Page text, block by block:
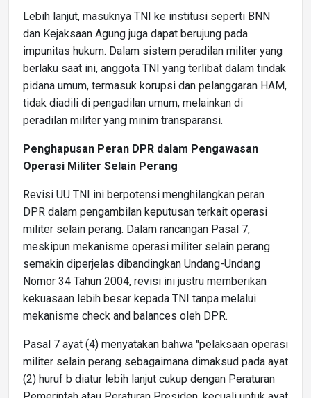
Lebih lanjut, masuknya TNI ke institusi seperti BNN
dan Kejaksaan Agung juga dapat berujung pada
impunitas hukum. Dalam sistem peradilan militer yang
berlaku saat ini, anggota TNI yang terlibat dalam tindak
pidana umum, termasuk korupsi dan pelanggaran HAM,
tidak diadili di pengadilan umum, melainkan di
peradilan militer yang minim transparansi.
Penghapusan Peran DPR dalam Pengawasan
Operasi Militer Selain Perang
Revisi UU TNI ini berpotensi menghilangkan peran
DPR dalam pengambilan keputusan terkait operasi
militer selain perang. Dalam rancangan Pasal 7,
meskipun mekanisme operasi militer selain perang
semakin diperjelas dibandingkan Undang-Undang
Nomor 34 Tahun 2004, revisi ini justru memberikan
kekuasaan lebih besar kepada TNI tanpa melalui
mekanisme check and balances oleh DPR.
Pasal 7 ayat (4) menyatakan bahwa "pelaksaan operasi
militer selain perang sebagaimana dimaksud pada ayat
(2) huruf b diatur lebih lanjut cukup dengan Peraturan